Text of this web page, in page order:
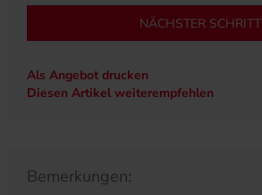
NÄCHSTER SCHRITT
Als Angebot drucken
Diesen Artikel weiterempfehlen
Bemerkungen: